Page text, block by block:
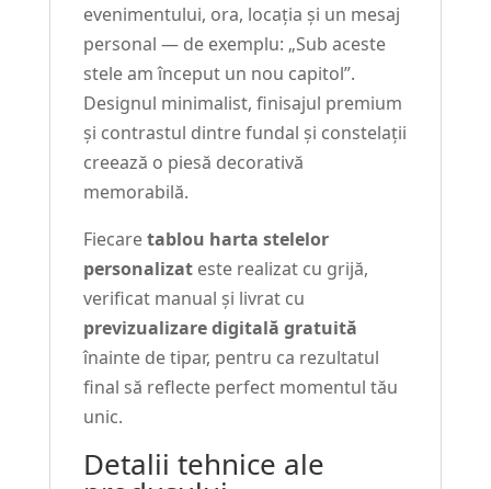
evenimentului, ora, locația și un mesaj
personal — de exemplu: „Sub aceste
stele am început un nou capitol”.
Designul minimalist, finisajul premium
și contrastul dintre fundal și constelații
creează o piesă decorativă
memorabilă.
Fiecaretablou harta stelelor
personalizateste realizat cu grijă,
verificat manual și livrat cu
previzualizare digitală gratuită
înainte de tipar, pentru ca rezultatul
final să reflecte perfect momentul tău
unic.
Detalii tehnice ale